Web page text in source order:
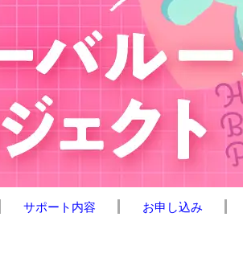
サポート内容 お申し込み